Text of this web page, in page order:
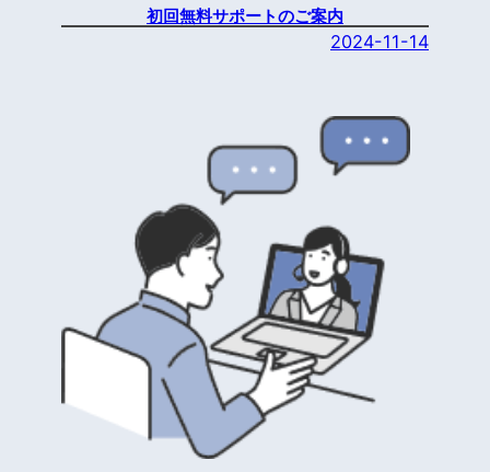
初回無料サポートのご案内
2024-11-14